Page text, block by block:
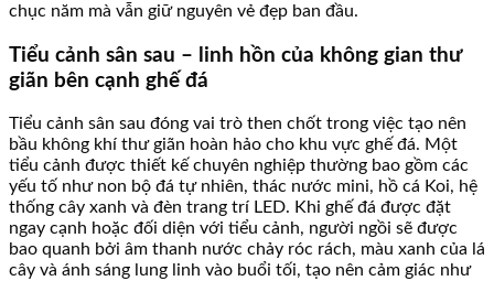
chục năm mà vẫn giữ nguyên vẻ đẹp ban đầu.
Tiểu cảnh sân sau – linh hồn của không gian thư
giãn bên cạnh ghế đá
Tiểu cảnh sân sau đóng vai trò then chốt trong việc tạo nên
bầu không khí thư giãn hoàn hảo cho khu vực ghế đá. Một
tiểu cảnh được thiết kế chuyên nghiệp thường bao gồm các
yếu tố như non bộ đá tự nhiên, thác nước mini, hồ cá Koi, hệ
thống cây xanh và đèn trang trí LED. Khi ghế đá được đặt
ngay cạnh hoặc đối diện với tiểu cảnh, người ngồi sẽ được
bao quanh bởi âm thanh nước chảy róc rách, màu xanh của lá
cây và ánh sáng lung linh vào buổi tối, tạo nên cảm giác như